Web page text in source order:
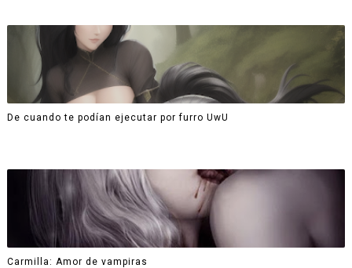
De cuando te podían ejecutar por furro UwU
Carmilla: Amor de vampiras